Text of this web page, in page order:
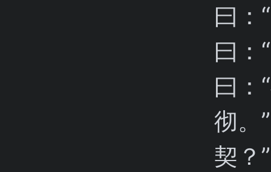
曰：
曰：
曰：
彻。
契？